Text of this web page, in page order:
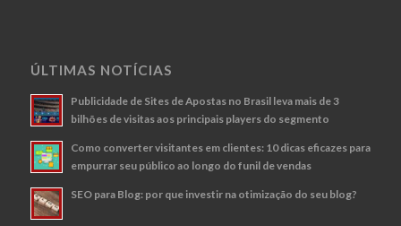
ÚLTIMAS NOTÍCIAS
Publicidade de Sites de Apostas no Brasil leva mais de 3
bilhões de visitas aos principais players do segmento
Como converter visitantes em clientes: 10 dicas eficazes para
empurrar seu público ao longo do funil de vendas
SEO para Blog: por que investir na otimização do seu blog?